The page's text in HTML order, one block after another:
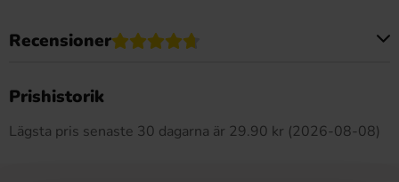
Recensioner
Prishistorik
Lägsta pris senaste 30 dagarna är 29.90 kr (2026-08-08)